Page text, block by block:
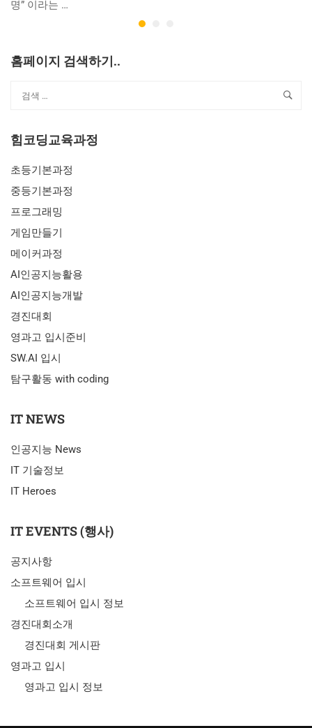
명” 이라는 …
홈페이지 검색하기..
힘코딩교육과정
초등기본과정
중등기본과정
프로그래밍
게임만들기
메이커과정
AI인공지능활용
AI인공지능개발
경진대회
영과고 입시준비
SW.AI 입시
탐구활동 with coding
IT NEWS
인공지능 News
IT 기술정보
IT Heroes
IT EVENTS (행사)
공지사항
소프트웨어 입시
소프트웨어 입시 정보
경진대회소개
경진대회 게시판
영과고 입시
영과고 입시 정보